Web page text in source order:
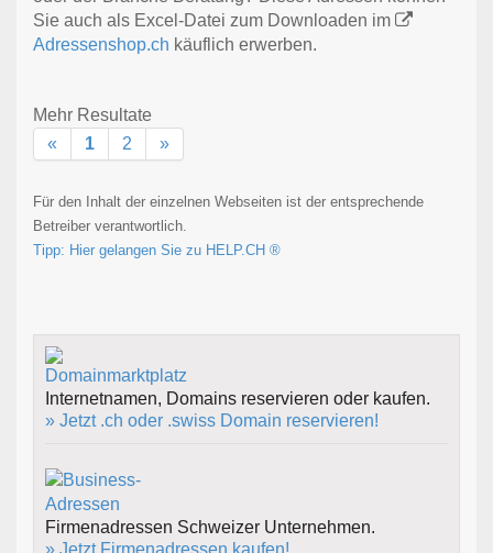
Sie auch als Excel-Datei zum Downloaden im
Adressenshop.ch käuflich erwerben.
Mehr Resultate
«
1 2 »
Für den Inhalt der einzelnen Webseiten ist der entsprechende
Betreiber verantwortlich.
Tipp: Hier gelangen Sie zu HELP.CH ®
Internetnamen, Domains reservieren oder kaufen.
» Jetzt .ch oder .swiss Domain reservieren!
Firmenadressen Schweizer Unternehmen.